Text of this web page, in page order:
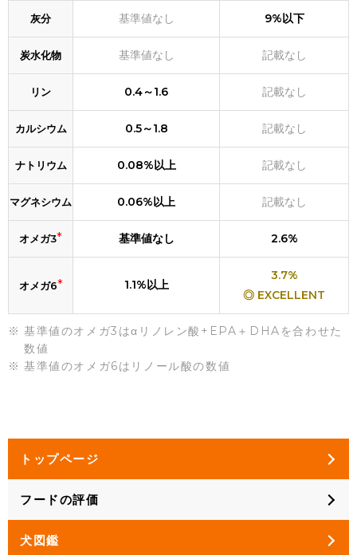
灰分 基準値なし 9%以下
炭水化物 基準値なし 記載なし
リン 0.4～1.6 記載なし
カルシウム 0.5～1.8 記載なし
ナトリウム 0.08%以上 記載なし
マグネシウム 0.06%以上 記載なし
オメガ3* 基準値なし 2.6%
オメガ6* 1.1%以上
3.7%
◎ EXCELLENT
基準値のオメガ3はαリノレン酸+EPA＋DHAを合わせた
数値
基準値のオメガ6はリノール酸の数値
トップページ
フードの評価
犬図鑑